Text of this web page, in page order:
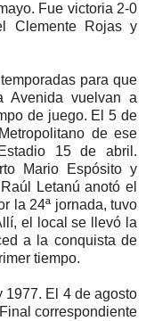
Fue victoria 2-0
Clemente Rojas y
para que
vuelvan a
de juego. El 5 de
de ese
15 de abril.
Mario Espósito y
Letanú anotó el
la 24ª jornada, tuvo
el local se llevó la
a la conquista de
tiempo.
1977. El 4 de agosto
correspondiente